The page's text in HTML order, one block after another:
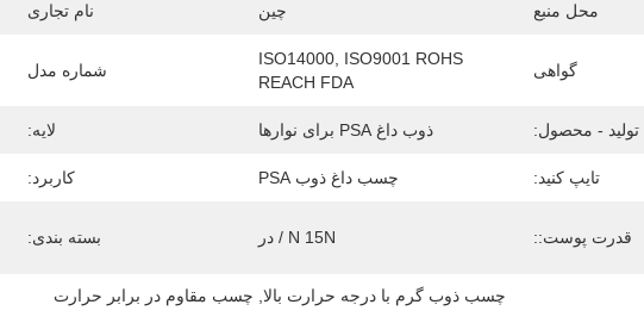
محل منبع چین نام تجاری
گواهی
ISO14000, ISO9001 ROHS
REACH FDA
شماره مدل
تولید - محصول: ذوب داغ PSA برای نوارها لایه:
تایپ کنید: چسب داغ ذوب PSA کاربرد:
قدرت پوست:: N 15N / در بسته بندی:
چسب ذوب گرم با درجه حرارت بالا چسب مقاوم در برابر حرارت